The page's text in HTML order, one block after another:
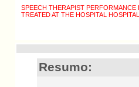
SPEECH THERAPIST
TREATED AT THE HOSPITAL
Resumo: